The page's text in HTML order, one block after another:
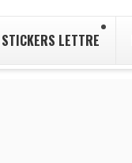
STICKERS LETTRE